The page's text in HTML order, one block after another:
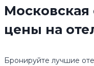
цены на
Бронируйте лучшие